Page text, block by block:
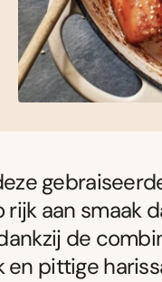
aan smaak
de
en pittige